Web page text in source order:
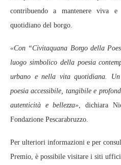
contribuendo a mantenere viva
quotidiano del borgo.
«Con “Civitaquana Borgo della
luogo simbolico della poesia
urbano e nella vita quotidiana.
poesia accessibile, tangibile e
autenticità e bellezza» , dichiara
Fondazione Pescarabruzzo.
Per ulteriori informazioni e per
Premio, è possibile visitare i siti